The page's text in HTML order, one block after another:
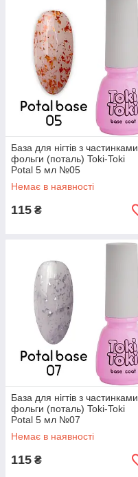
База для нігтів з частинками
фольги (поталь) Toki-Toki
Potal 5 мл №05
Немає в наявності
115 ₴
База для нігтів з частинками
фольги (поталь) Toki-Toki
Potal 5 мл №07
Немає в наявності
115 ₴